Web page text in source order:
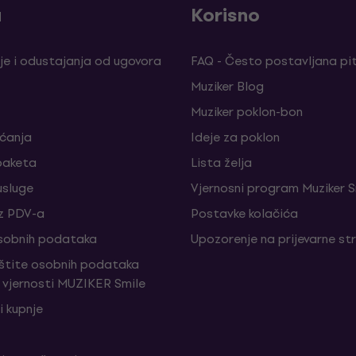
i odustajanja od ugovora
PDV-a
podataka
osobnih podataka
MUZIKER Smile
kupnje
Korisno
FAQ - Često postavljana
Muziker Blog
Muziker poklon-bon
Ideje za poklon
Lista želja
Vjernosni program Muziker
Postavke kolačića
Upozorenje na prijevarne